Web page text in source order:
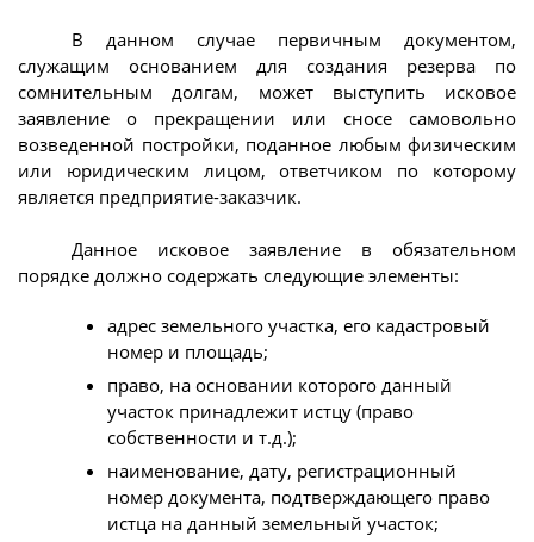
В данном случае первичным документом,
служащим основанием для создания резерва по
сомнительным долгам, может выступить исковое
заявление о прекращении или сносе самовольно
возведенной постройки, поданное любым физическим
или юридическим лицом, ответчиком по которому
является предприятие-заказчик.
Данное исковое заявление в обязательном
порядке должно содержать следующие элементы:
адрес земельного участка, его кадастровый
номер и площадь;
право, на основании которого данный
участок принадлежит истцу (право
собственности и т.д.);
наименование, дату, регистрационный
номер документа, подтверждающего право
истца на данный земельный участок;